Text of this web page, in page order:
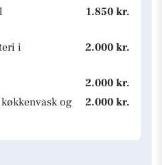
1.850 kr.
i
2.000 kr.
2.000 kr.
og
2.000 kr.